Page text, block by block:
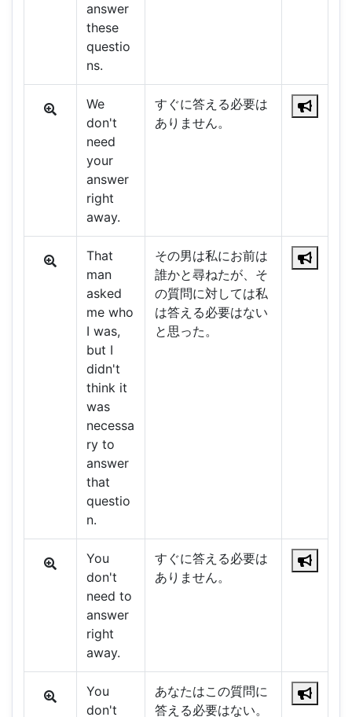
answer
these
questio
ns.
We
don't
need
your
answer
right
away.
すぐに答える必要は
ありません。
That
man
asked
me who
I was,
but I
didn't
think it
was
necessa
ry to
answer
that
questio
n.
その男は私にお前は
誰かと尋ねたが、そ
の質問に対しては私
は答える必要はない
と思った。
You
don't
need to
answer
right
away.
すぐに答える必要は
ありません。
You
don't
あなたはこの質問に
答える必要はない。